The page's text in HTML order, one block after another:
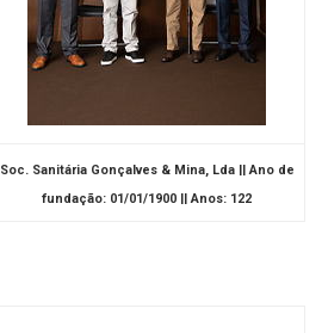
Soc. Sanitária Gonçalves & Mina, Lda || Ano de
fundação: 01/01/1900 || Anos: 122